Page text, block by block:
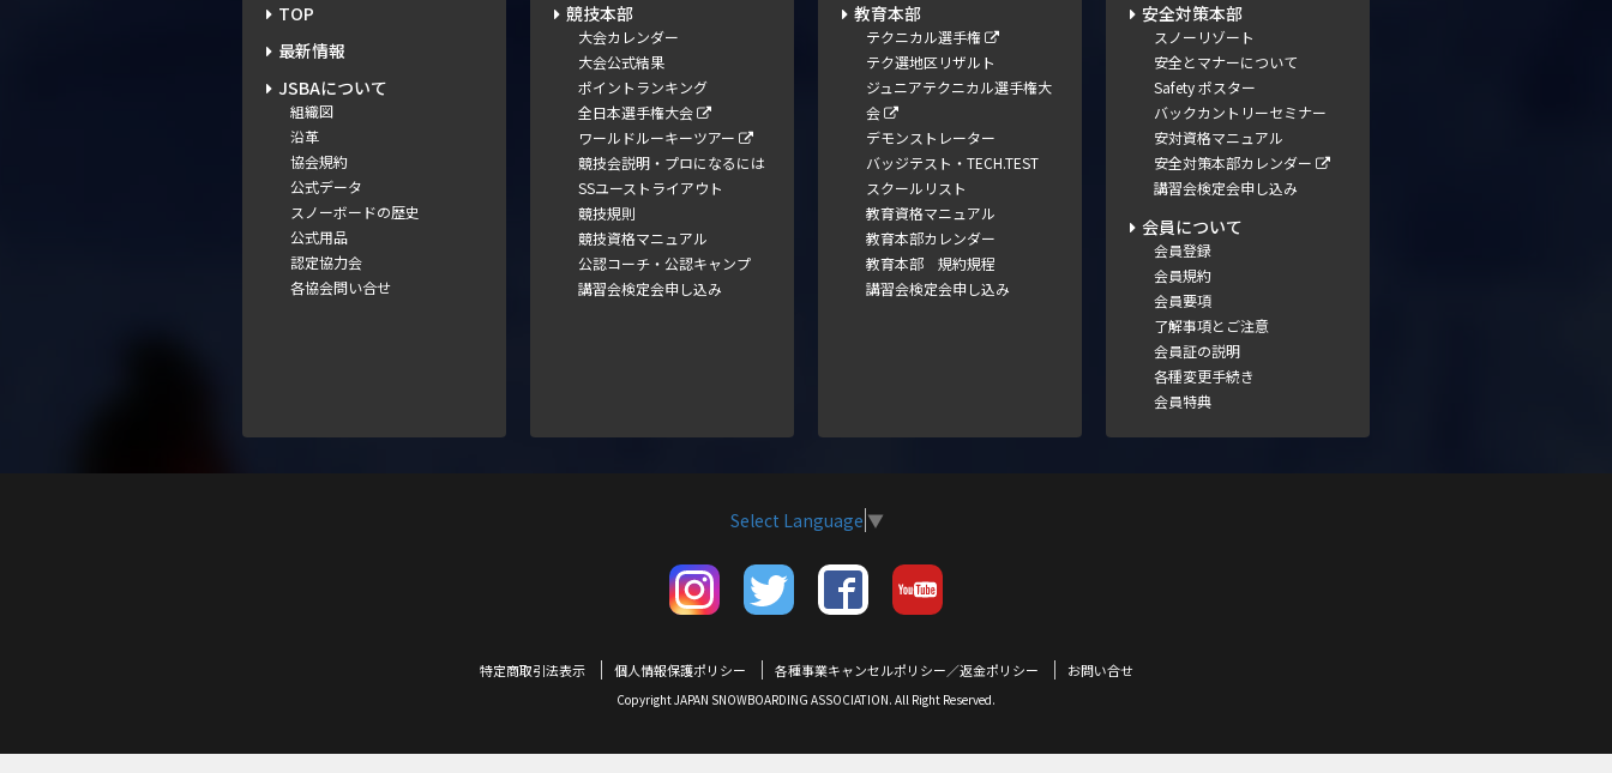
TOP
最新情報
JSBAについて
組織図
沿革
協会規約
公式データ
スノーボードの歴史
公式用品
認定協力会
各協会問い合せ
競技本部
大会カレンダー
大会公式結果
ポイントランキング
全日本選手権大会
ワールドルーキーツアー
競技会説明・プロになるには
SSユーストライアウト
競技規則
競技資格マニュアル
公認コーチ・公認キャンプ
講習会検定会申し込み
教育本部
テクニカル選手権
テク選地区リザルト
ジュニアテクニカル選手権大
会
デモンストレーター
バッジテスト・TECH.TEST
スクールリスト
教育資格マニュアル
教育本部カレンダー
教育本部 規約規程
講習会検定会申し込み
安全対策本部
スノーリゾート
安全とマナーについて
Safety ポスター
バックカントリーセミナー
安対資格マニュアル
安全対策本部カレンダー
講習会検定会申し込み
会員について
会員登録
会員規約
会員要項
了解事項とご注意
会員証の説明
各種変更手続き
会員特典
Select Language ▼
特定商取引法表示 個人情報保護ポリシー 各種事業キャンセルポリシー／返金ポリシー お問い合せ
Copyright JAPAN SNOWBOARDING ASSOCIATION. All Right Reserved.